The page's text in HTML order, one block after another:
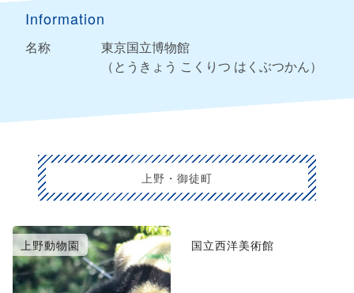
Information
名称
東京国立博物館
（とうきょう こくりつ はくぶつかん）
上野・御徒町
上野動物園 国立西洋美術館